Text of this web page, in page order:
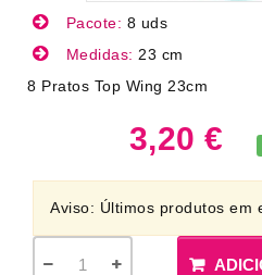
Pacote: 8 uds
Medidas: 23 cm
8 Pratos Top Wing 23cm
3,20 €
Aviso: Últimos produtos em